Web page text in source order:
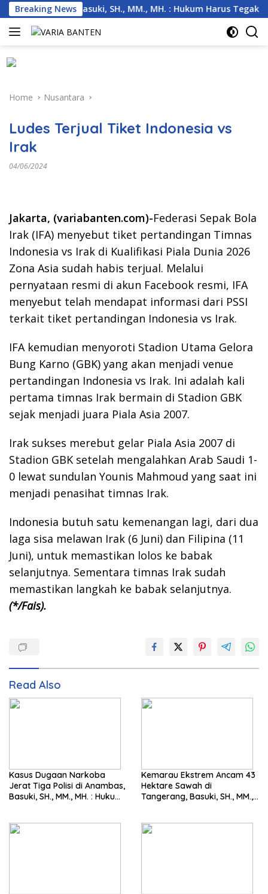
Skip
to
content
Breaking News
Anambas, Basuki, SH., MM., MH. : Hukum Harus Tegak
Home Nusantara
Ludes Terjual Tiket Indonesia vs
Irak
04/06/2024
Jakarta, (variabanten.com)-Federasi Sepak Bola
Irak (IFA) menyebut tiket pertandingan Timnas
Indonesia vs Irak di Kualifikasi Piala Dunia 2026
Zona Asia sudah habis terjual. Melalui
pernyataan resmi di akun Facebook resmi, IFA
menyebut telah mendapat informasi dari PSSI
terkait tiket pertandingan Indonesia vs Irak.
IFA kemudian menyoroti Stadion Utama Gelora
Bung Karno (GBK) yang akan menjadi venue
pertandingan Indonesia vs Irak. Ini adalah kali
pertama timnas Irak bermain di Stadion GBK
sejak menjadi juara Piala Asia 2007.
Irak sukses merebut gelar Piala Asia 2007 di
Stadion GBK setelah mengalahkan Arab Saudi 1-
0 lewat sundulan Younis Mahmoud yang saat ini
menjadi penasihat timnas Irak.
Indonesia butuh satu kemenangan lagi, dari dua
laga sisa melawan Irak (6 Juni) dan Filipina (11
Juni), untuk memastikan lolos ke babak
selanjutnya. Sementara timnas Irak sudah
memastikan langkah ke babak selanjutnya.
(*/Fais).
Read Also
Kasus Dugaan Narkoba
Jerat Tiga Polisi di Anambas,
Basuki, SH., MM., MH. : Hukum
Kemarau Ekstrem Ancam 43
Hektare Sawah di
Tangerang, Basuki, SH., MM.,